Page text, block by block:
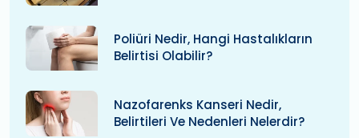
Poliüri Nedir, Hangi Hastalıkların
Belirtisi Olabilir?
Nazofarenks Kanseri Nedir,
Belirtileri Ve Nedenleri Nelerdir?